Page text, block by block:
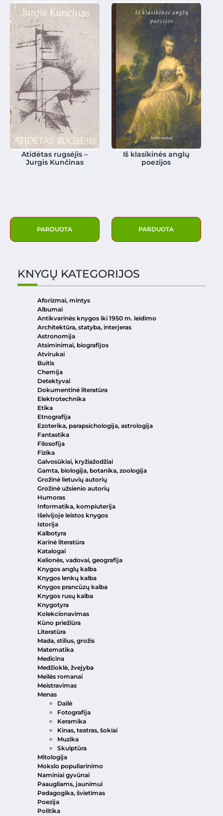
Atidėtas rugsėjis –
Jurgis Kunčinas
PARDUOTA
Iš klasikinės anglų
poezijos
PARDUOTA
KNYGŲ KATEGORIJOS
Aforizmai, mintys
Albumai
Antikvarinės knygos iki 1950 m. leidimo
Architektūra, statyba, interjeras
Astronomija
Atsiminimai, biografijos
Atvirukai
Buitis
Chemija
Detektyvai
Dokumentinė literatūra
Elektrotechnika
Etika
Etnografija
Ezoterika, parapsichologija, astrologija
Fantastika
Filosofija
Fizika
Galvosūkiai, kryžiažodžiai
Gamta, biologija, botanika, zoologija
Grožinė lietuvių autorių
Grožinė užsienio autorių
Humoras
Informatika, kompiuterija
Išeivijoje leistos knygos
Istorija
Kalbotyra
Karinė literatūra
Katalogai
Kelionės, vadovai, geografija
Knygos anglų kalba
Knygos lenkų kalba
Knygos prancūzų kalba
Knygos rusų kalba
Knygotyra
Kolekcionavimas
Kūno priežiūra
Literatūra
Mada, stilius, grožis
Matematika
Medicina
Medžioklė, žvejyba
Meilės romanai
Meistravimas
Menas
Dailė
Fotografija
Keramika
Kinas, teatras, šokiai
Muzika
Skulptūra
Mitologija
Mokslo populiarinimo
Naminiai gyvūnai
Paaugliams, jaunimui
Pedagogika, švietimas
Poezija
Politika